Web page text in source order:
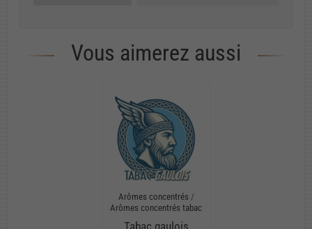
Vous aimerez aussi
Arômes concentrés /
Arômes concentrés tabac
Tabac gaulois